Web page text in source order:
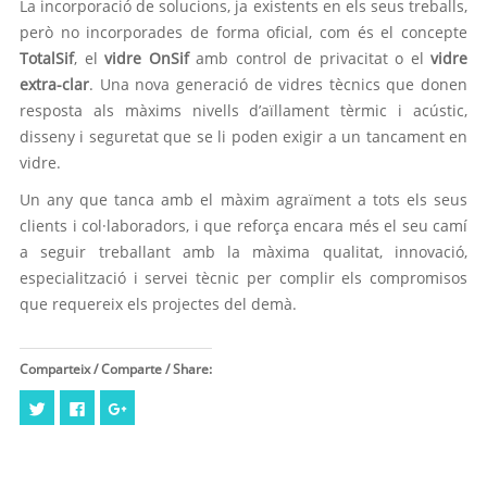
La incorporació de solucions, ja existents en els seus treballs,
però no incorporades de forma oficial, com és el concepte
TotalSif, el vidre OnSifamb control de privacitat o el vidre
extra-clar. Una nova generació de vidres tècnics que donen
resposta als màxims nivells d’aïllament tèrmic i acústic,
disseny i seguretat que se li poden exigir a un tancament en
vidre.
Un any que tanca amb el màxim agraïment a tots els seus
clients i col·laboradors, i que reforça encara més el seu camí
a seguir treballant amb la màxima qualitat, innovació,
especialització i servei tècnic per complir els compromisos
que requereix els projectes del demà.
Comparteix / Comparte / Share:
per
Click
share per